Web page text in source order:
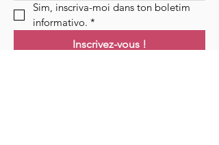
Sim, inscriva-moi dans ton boletim
informativo. *
Inscrivez-vous !